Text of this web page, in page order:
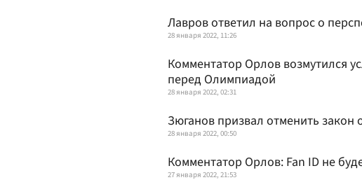
Лавров ответил на вопрос о
28 января 2022, 11:26
Комментатор Орлов возмутился
перед Олимпиадой
28 января 2022, 02:31
Зюганов призвал отменить закон
28 января 2022, 00:50
Комментатор Орлов: Fan ID не
27 января 2022, 21:53